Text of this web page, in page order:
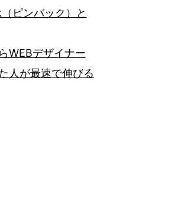
ピンバック）と
WEBデザイナー
人が最速で伸びる